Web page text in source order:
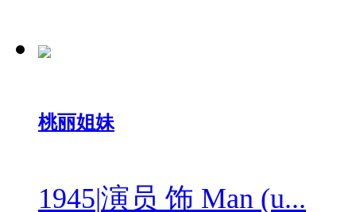
桃丽姐妹
1945|演员 饰 Man (u...